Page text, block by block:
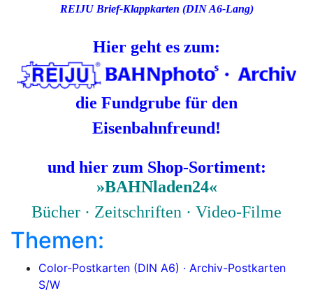
REIJU Brief-Klappkarten (DIN A6-Lang)
Hier geht es zum:
die Fundgrube für den
Eisenbahnfreund!
und hier zum Shop-Sortiment:
»BAHNladen24«
Bücher · Zeitschriften · Video-Filme
Themen:
Color-Postkarten (DIN A6) · Archiv-Postkarten
S/W